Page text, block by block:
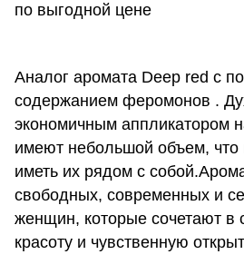
по выгодной цене
Аналог аромата Deep red c
содержанием феромонов .
экономичным аппликатором
имеют небольшой объем, что
иметь их рядом с
свободных, современных и
женщин, которые сочетают в
красоту и чувственную